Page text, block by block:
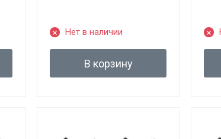
Нет в наличии
В корзину